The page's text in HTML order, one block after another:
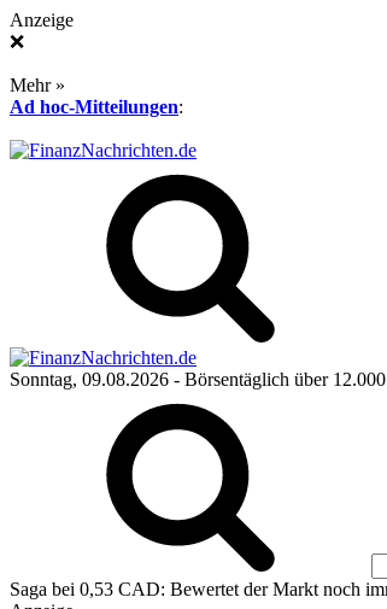
Anzeige
❌
Mehr »
Ad hoc-Mitteilungen:
Sonntag, 09.08.2026 - Börsentäglich über
Saga bei 0,53 CAD: Bewertet der Markt noch